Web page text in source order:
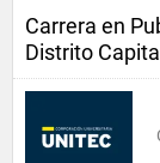
Carrera en
Distrito